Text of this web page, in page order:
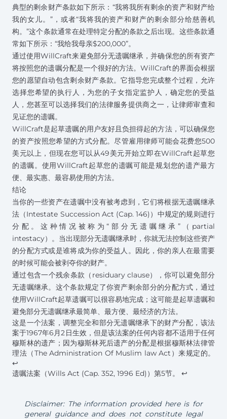
典型的剩余财产条款如下所示：“我将我所有剩余的资产和财产给
我的女儿。”，或者“我将我的资产和财产的剩余部分给慈善机
构。”这个条款通常在处理特定分配的条款之后出现。这些条款通
常如下所示：“我给我母亲$200,000”。
通过使用WillCraft来避免部分无遗嘱继承，并确保您的所有资产
将按照您的遗嘱分配是一个很好的方法。WillCraft的界面会根据
您的愿望自动包含剩余财产条款。它指导您完成整个过程，允许
选择您希望的执行人，为您的子女指定监护人，确定您的受益
人，您甚至可以选择我们的法律服务提供商之一，让律师审查和
见证您的遗嘱。
WillCraft是起草遗嘱的用户友好且负担得起的方法，可以确保您
的资产按照您希望的方式分配。尽管雇用律师可能会花费您500
美元以上，但现在您可以从49美元开始立即在WillCraft起草您
的遗嘱。使用WillCraft起草您的遗嘱可能是规划您的遗产最方
便、最实惠、最容易使用的方法。
结论
当你的一些资产在遗嘱中没有被考虑到，它们将根据无遗嘱继承
法（Intestate Succession Act (Cap. 146)）中规定的规则进行
分配。这种情况被称为“部分无遗嘱继承”（partial
intestacy）。当出现部分无遗嘱继承时，你就无法控制这些资产
的分配方式或是谁将成为你的受益人。因此，你的亲人在最需要
的时候可能会被剥夺你的财产。
通过包含一个残余条款（residuary clause），你可以避免部分
无遗嘱继承。这个条款规定了你资产剩余部分的分配方式，通过
使用WillCraft起草遗嘱可以很容易地完成；这可能是起草遗嘱和
避免部分无遗嘱继承最简单、最方便、最经济的方法。
Footnotes
这是一个法案，调整完全和部分无遗嘱继承下的财产分配，该法
案于1967年6月2日生效，但是该法案的任何内容都不适用于任何
穆斯林的遗产；因为穆斯林死后遗产的分配是根据穆斯林法律管
理法（The Administration Of Muslim law Act）来规定的。
↩
遗嘱法案（Wills Act (Cap. 352, 1996 Ed)）第5节。 ↩
Disclaimer: The information provided here is for
general guidance and does not constitute legal